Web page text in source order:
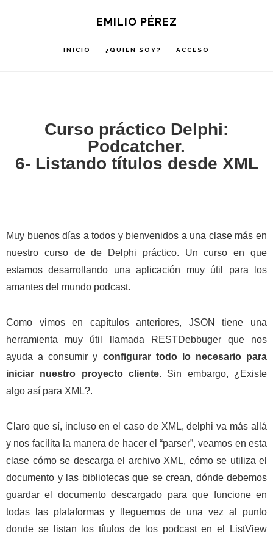
EMILIO PÉREZ
INICIO ¿QUIEN SOY? ACCESO
Curso práctico Delphi:
Podcatcher.
6- Listando títulos desde XML
Muy buenos días a todos y bienvenidos a una clase más en
nuestro curso de de Delphi práctico. Un curso en que
estamos desarrollando una aplicación muy útil para los
amantes del mundo podcast.
Como vimos en capítulos anteriores, JSON tiene una
herramienta muy útil llamada RESTDebbuger que nos
ayuda a consumir y configurar todo lo necesario para
iniciar nuestro proyecto cliente. Sin embargo, ¿Existe
algo así para XML?.
Claro que sí, incluso en el caso de XML, delphi va más allá
y nos facilita la manera de hacer el “parser”, veamos en esta
clase cómo se descarga el archivo XML, cómo se utiliza el
documento y las bibliotecas que se crean, dónde debemos
guardar el documento descargado para que funcione en
todas las plataformas y lleguemos de una vez al punto
donde se listan los títulos de los podcast en el ListView